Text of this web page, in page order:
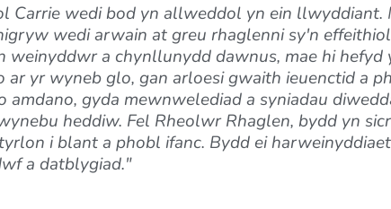
Carrie wedi bod yn allweddol yn ein
wedi arwain at greu rhaglenni sy'n
a chynllunydd dawnus, mae hi
yr wyneb glo, gan arloesi gwaith ieuenctid a
gyda mewnwelediad a syniadau
heddiw. Fel Rheolwr Rhaglen, bydd yn
i blant a phobl ifanc. Bydd ei
a datblygiad."